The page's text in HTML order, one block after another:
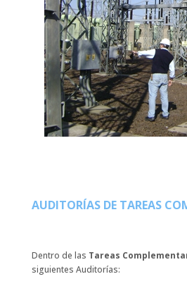
AUDITORÍAS DE TAREAS
Dentro de las Tareas
siguientes Auditorías: